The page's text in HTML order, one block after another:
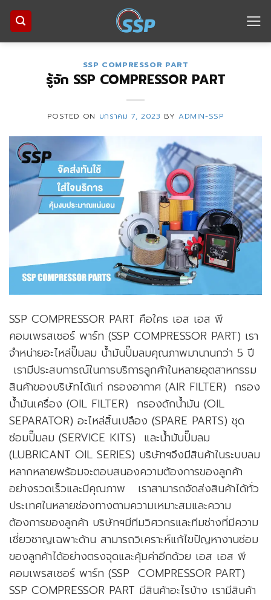
Skip
content
SSP COMPRESSOR PART
รู้จัก SSP COMPRESSOR PART
POSTED ON มกราคม 7, 2023 BY ADMIN-SSP
SSP COMPRESSOR PART คือใคร เอส เอส พี
คอมเพรสเซอร์ พาร์ท (SSP COMPRESSOR PART) เรา
จำหน่ายอะไหล่ปั๊มลม น้ำมันปั๊มลมคุณภาพมานานกว่า 5 ปี
เรามีประสบการณ์ในการบริการลูกค้าในหลายอุตสาหกรรม
สินค้าของบริษัทได้แก่ กรองอากาศ (AIR FILTER) กรอง
น้ำมันเครื่อง (OIL FILTER) กรองดักน้ำมัน (OIL
SEPARATOR) อะไหล่สิ้นเปลือง (SPARE PARTS) ชุด
ซ่อมปั๊มลม (SERVICE KITS) และน้ำมันปั๊มลม
(LUBRICANT OIL SERIES) บริษัทฯจึงมีสินค้าในระบบลม
หลากหลายพร้อมจะตอบสนองความต้องการของลูกค้า
อย่างรวดเร็วและมีคุณภาพ เราสามารถจัดส่งสินค้าได้ทั่ว
ประเทศในหลายช่องทางตามความเหมาะสมและความ
ต้องการของลูกค้า บริษัทฯมีทีมวิศวกรและทีมช่างที่มีความ
เชี่ยวชาญเฉพาะด้าน สามารถวิเคราะห์แก้ไขปัญหางานซ่อม
ของลูกค้าได้อย่างตรงจุดและคุ้มค่าอีกด้วย เอส เอส พี
คอมเพรสเซอร์ พาร์ท (SSP COMPRESSOR PART)
SSP COMPRESSOR PART มีสินค้าอะไรบ้าง เรามีสินค้า